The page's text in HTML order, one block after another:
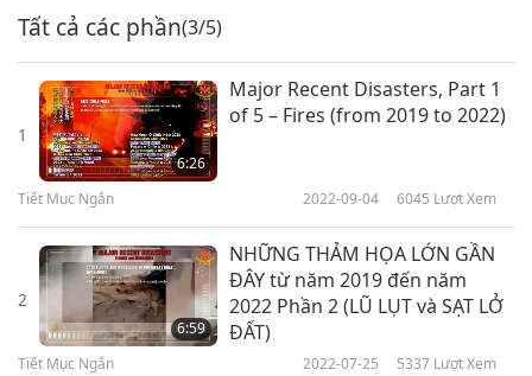
Tất cả các phần(3/5)
1
6:26
Major Recent Disasters, Part 1
of 5 – Fires (from 2019 to 2022)
Tiết Mục Ngắn 2022-09-04 6045 Lượt Xem
2
6:59
NHỮNG THẢM HỌA LỚN GẦN
ĐÂY từ năm 2019 đến năm
2022 Phần 2 (LŨ LỤT và SẠT LỞ
ĐẤT)
Tiết Mục Ngắn 2022-07-25 5337 Lượt Xem